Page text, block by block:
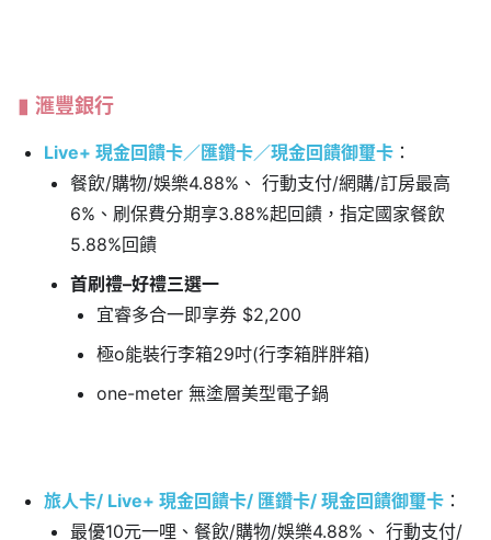
滙豐銀行
Live+ 現金回饋卡／匯鑽卡／現金回饋御璽卡 ：
餐飲/購物/娛樂4.88%、 行動支付/網購/訂房最高
6%、刷保費分期享3.88%起回饋，指定國家餐飲
5.88%回饋
首刷禮–好禮三選一
宜睿多合一即享券 $2,200
極o能裝行李箱29吋(行李箱胖胖箱)
one-meter 無塗層美型電子鍋
旅人卡/ Live+ 現金回饋卡/ 匯鑽卡/ 現金回饋御璽卡 ：
最優10元一哩、餐飲/購物/娛樂4.88%、 行動支付/